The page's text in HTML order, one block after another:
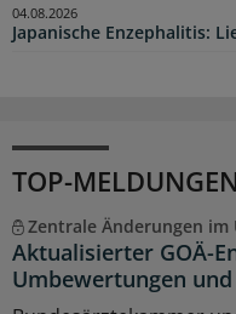
Japanische Enzephalitis:
04.08.2026
TOP-MELDUNGEN
Zentrale Änderungen im
Aktualisierter GOÄ-
Umbewertungen